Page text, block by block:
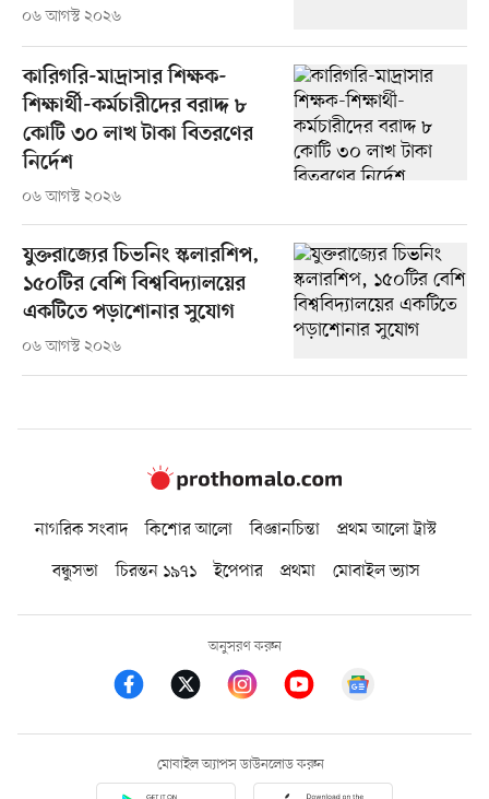
০৬ আগস্ট ২০২৬
কারিগরি-মাদ্রাসার শিক্ষক-
শিক্ষার্থী-কর্মচারীদের বরাদ্দ ৮
কোটি ৩০ লাখ টাকা বিতরণের
নির্দেশ
০৬ আগস্ট ২০২৬
যুক্তরাজ্যের চিভনিং স্কলারশিপ,
১৫০টির বেশি বিশ্ববিদ্যালয়ের
একটিতে পড়াশোনার সুযোগ
০৬ আগস্ট ২০২৬
নাগরিক সংবাদ কিশোর আলো বিজ্ঞানচিন্তা
প্রথম আলো ট্রাস্ট
বন্ধুসভা
চিরন্তন ১৯৭১ ইপেপার প্রথমা মোবাইল ভ্যাস
অনুসরণ করুন
মোবাইল অ্যাপস ডাউনলোড করুন